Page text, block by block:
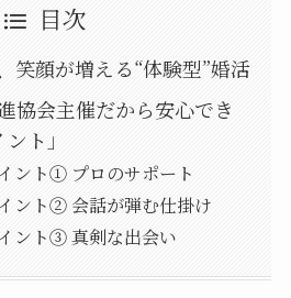
目次
笑顔が増える“体験型”婚活
協会主催だから安心でき
ト」
ント① プロのサポート
ント② 会話が弾む仕掛け
ント③ 真剣な出会い